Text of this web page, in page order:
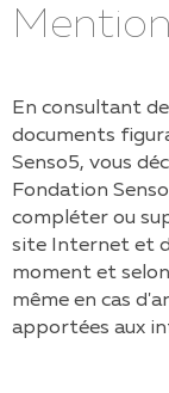
En consultant
documents
Senso5, vous
Fondation
compléter ou
site Internet et
moment et
même en cas
apportées aux